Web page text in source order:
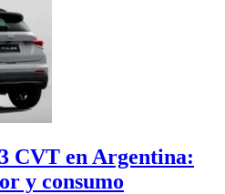
CVT en Argentina:
y consumo